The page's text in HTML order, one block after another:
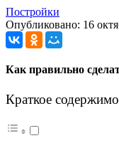
Постройки
Опубликовано: 16
Как правильно
Краткое